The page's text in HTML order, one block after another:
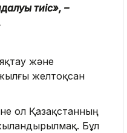
тиіс», –
және
желтоқсан
ол Қазақстанның
Бұл